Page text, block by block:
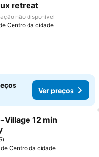
aos favoritos
retreat
não disponível
Centro da cidade
Ver preços
aos favoritos
Village 12 min
Centro da cidade